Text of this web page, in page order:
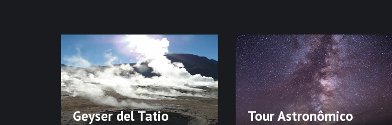
Geyser del Tatio Tour Astronômico